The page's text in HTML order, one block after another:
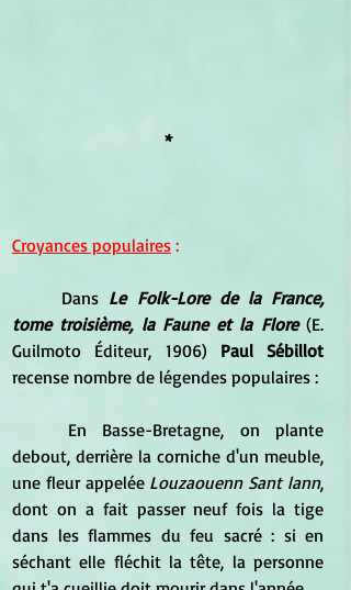
*
Croyances populaires :
	Dans
Le Folk-Lore de la France,
tome troisième, la Faune et la Flore (E.
Guilmoto Éditeur, 1906)
recense nombre de légendes populaires :
debout, derrière la corniche d'un meuble,
une fleur appelée Louzaouenn Sant lann,
dont on a fait passer neuf fois la tige
dans les flammes du feu sacré : si en
séchant elle fléchit la tête, la personne